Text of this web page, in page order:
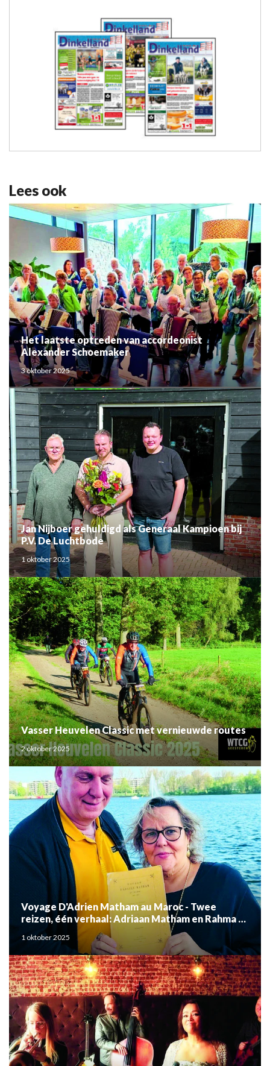
Lees ook
Het laatste optreden van accordeonist
Alexander Schoemaker
3 oktober 2025
Jan Nijboer gehuldigd als Generaal Kampioen bij
P.V. De Luchtbode
1 oktober 2025
Vasser Heuvelen Classic met vernieuwde routes
2 oktober 2025
Voyage D'Adrien Matham au Maroc - Twee
reizen, één verhaal: Adriaan Matham en Rahma el
Mouden
1 oktober 2025